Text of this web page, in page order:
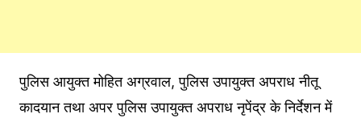
पुलिस आयुक्त मोहित अग्रवाल, पुलिस उपायुक्त अपराध नीतू
कादयान तथा अपर पुलिस उपायुक्त अपराध नृपेंद्र के निर्देशन में